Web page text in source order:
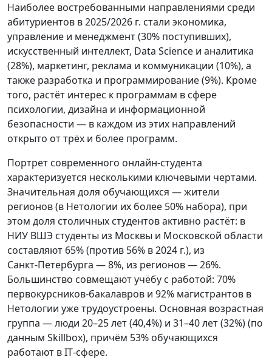
Наиболее востребованными направлениями среди
абитуриентов в 2025/2026 г. стали экономика,
управление и менеджмент (30% поступивших),
искусственный интеллект, Data Science и аналитика
(28%), маркетинг, реклама и коммуникации (10%), а
также разработка и программирование (9%). Кроме
того, растёт интерес к программам в сфере
психологии, дизайна и информационной
безопасности — в каждом из этих направлений
открыто от трёх и более программ.
Портрет современного онлайн‑студента
характеризуется несколькими ключевыми чертами.
Значительная доля обучающихся — жители
регионов (в Нетологии их более 50% набора), при
этом доля столичных студентов активно растёт: в
НИУ ВШЭ студенты из Москвы и Московской области
составляют 65% (против 56% в 2024 г.), из
Санкт‑Петербурга — 8%, из регионов — 26%.
Большинство совмещают учёбу с работой: 70%
первокурсников‑бакалавров и 92% магистрантов в
Нетологии уже трудоустроены. Основная возрастная
группа — люди 20–25 лет (40,4%) и 31–40 лет (32%) (по
данным Skillbox), причём 53% обучающихся
работают в IT‑сфере.